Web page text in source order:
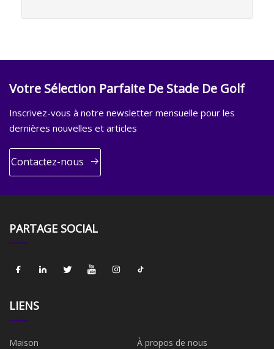
Votre Sélection Parfaite De Stade De Golf
Inscrivez-vous à notre newsletter mensuelle pour les
dernières nouvelles et articles
Contactez-nous
PARTAGE SOCIAL
LIENS
Maison
À propos de nous